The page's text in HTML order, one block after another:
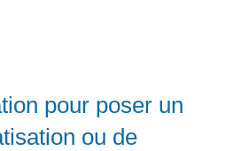
pour poser un
ou de